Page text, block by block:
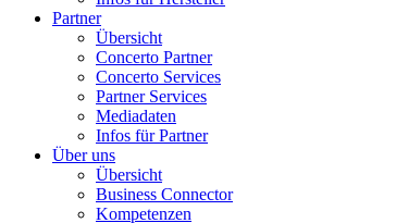
Partner
Übersicht
Concerto Partner
Concerto Services
Partner Services
Mediadaten
Infos für Partner
Über uns
Übersicht
Business Connector
Kompetenzen